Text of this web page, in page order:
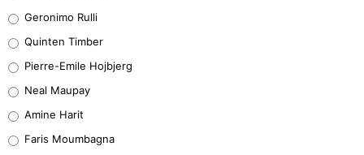
32%
5%
1%
Geronimo Rulli
Quinten Timber
Pierre-Emile Hojbjerg
Neal Maupay
Amine Harit
Faris Moumbagna